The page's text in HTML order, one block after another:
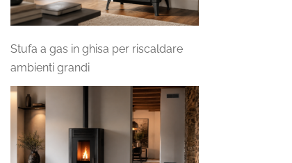
Stufa a gas in ghisa per riscaldare
ambienti grandi